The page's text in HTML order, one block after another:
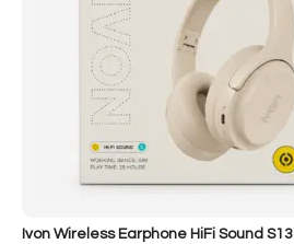
Ivon Wireless Earphone HiFi Sound S13